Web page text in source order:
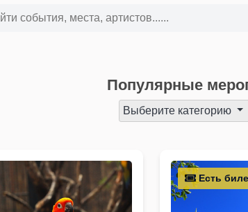
Популярные
Выберите категорию
Есть